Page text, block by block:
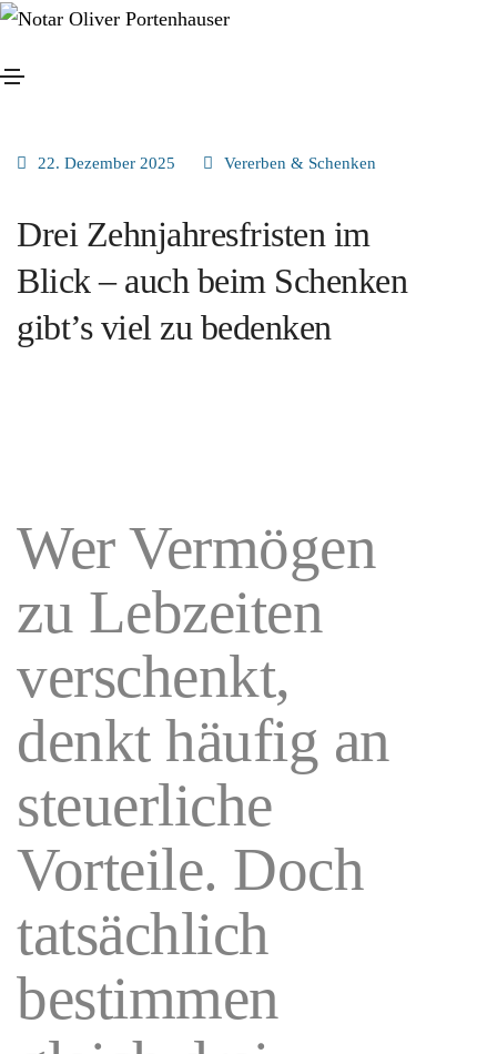
22. Dezember 2025 Vererben & Schenken
Drei Zehnjahresfristen im
Blick – auch beim Schenken
gibt’s viel zu bedenken
Wer Vermögen
zu Lebzeiten
verschenkt,
denkt häufig an
steuerliche
Vorteile. Doch
tatsächlich
bestimmen